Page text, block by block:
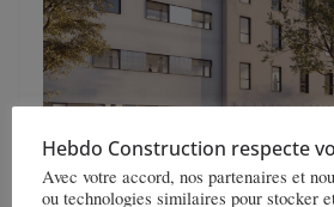
Hebdo Construction respecte
Avec votre accord, nos partenaires et
ou technologies similaires pour stocker